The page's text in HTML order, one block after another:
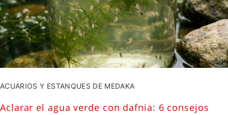
ACUARIOS Y ESTANQUES DE MEDAKA
Aclarar el agua verde con dafnia: 6 consejos